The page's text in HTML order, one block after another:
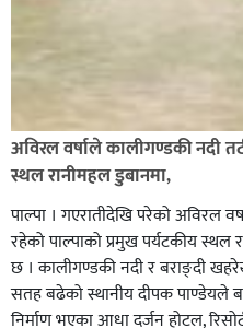
अविरल वर्षाले कालीगण्डकी नदी
स्थल रानीमहल डुबानमा,
पाल्पा । गएरातीदेखि परेको अविरल
रहेको पाल्पाको प्रमुख पर्यटकीय
छ । कालीगण्डकी नदी र बराङ्दी
सतह बढेको स्थानीय दीपक पाण्डेयले
निर्माण भएका आधा दर्जन होटल,